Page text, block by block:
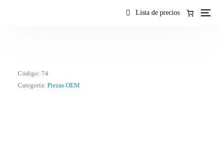
Lista de precios
Código: 74
Categoría:Piezas OEM